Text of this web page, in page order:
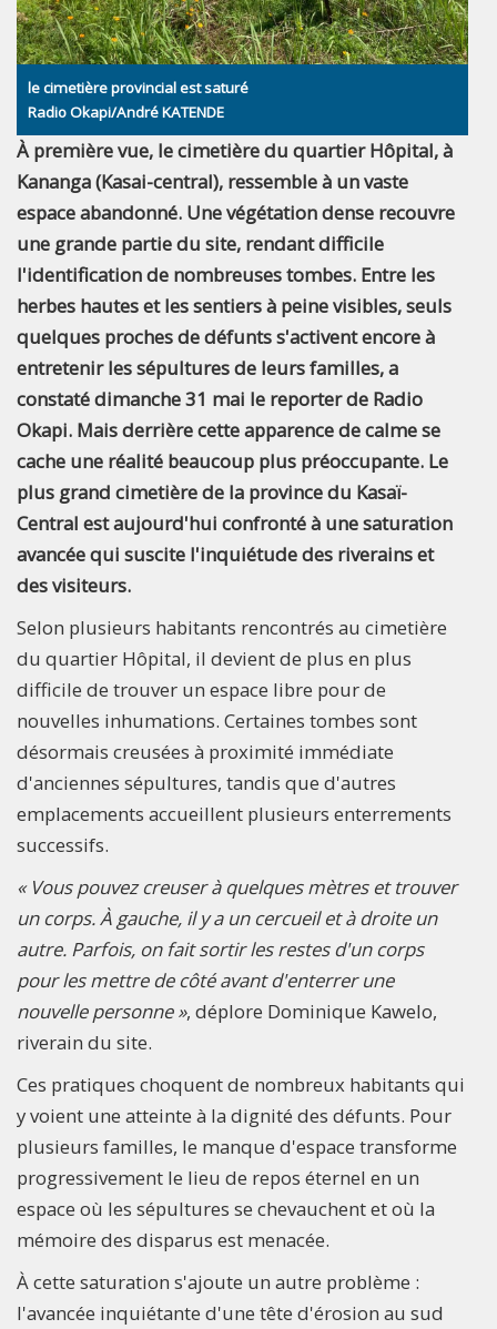
le cimetière provincial est saturé
Radio Okapi/André KATENDE
À première vue, le cimetière du quartier Hôpital, à
Kananga (Kasai-central), ressemble à un vaste
espace abandonné. Une végétation dense recouvre
une grande partie du site, rendant difficile
l'identification de nombreuses tombes. Entre les
herbes hautes et les sentiers à peine visibles, seuls
quelques proches de défunts s'activent encore à
entretenir les sépultures de leurs familles, a
constaté dimanche 31 mai le reporter de Radio
Okapi. Mais derrière cette apparence de calme se
cache une réalité beaucoup plus préoccupante. Le
plus grand cimetière de la province du Kasaï-
Central est aujourd'hui confronté à une saturation
avancée qui suscite l'inquiétude des riverains et
des visiteurs.
Selon plusieurs habitants rencontrés au cimetière
du quartier Hôpital, il devient de plus en plus
difficile de trouver un espace libre pour de
nouvelles inhumations. Certaines tombes sont
désormais creusées à proximité immédiate
d'anciennes sépultures, tandis que d'autres
emplacements accueillent plusieurs enterrements
successifs.
« Vous pouvez creuser à quelques mètres et trouver
un corps. À gauche, il y a un cercueil et à droite un
autre. Parfois, on fait sortir les restes d'un corps
pour les mettre de côté avant d'enterrer une
nouvelle personne », déplore Dominique Kawelo,
riverain du site.
Ces pratiques choquent de nombreux habitants qui
y voient une atteinte à la dignité des défunts. Pour
plusieurs familles, le manque d'espace transforme
progressivement le lieu de repos éternel en un
espace où les sépultures se chevauchent et où la
mémoire des disparus est menacée.
À cette saturation s'ajoute un autre problème :
l'avancée inquiétante d'une tête d'érosion au sud